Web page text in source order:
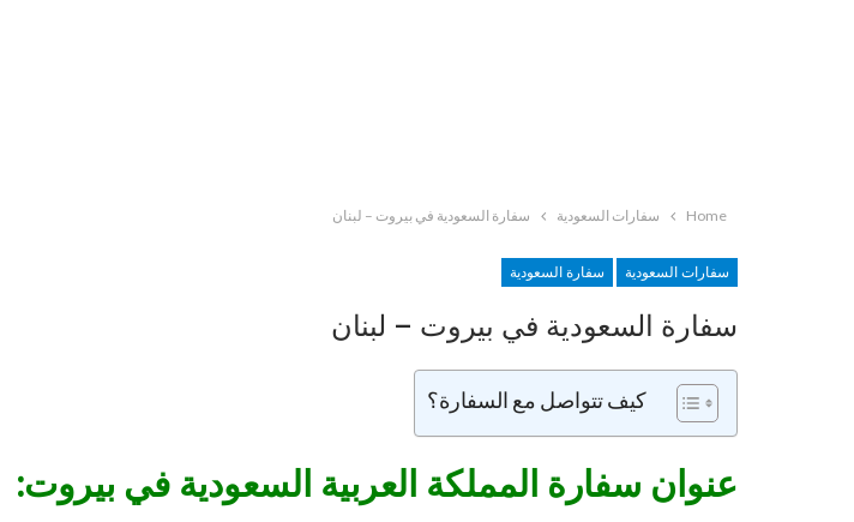
Home سفارات السعودية سفارة السعودية في بيروت – لبنان
سفارات السعودية سفارة السعودية
سفارة السعودية في بيروت – لبنان
كيف تتواصل مع السفارة؟
عنوان سفارة المملكة العربية السعودية في بيروت: